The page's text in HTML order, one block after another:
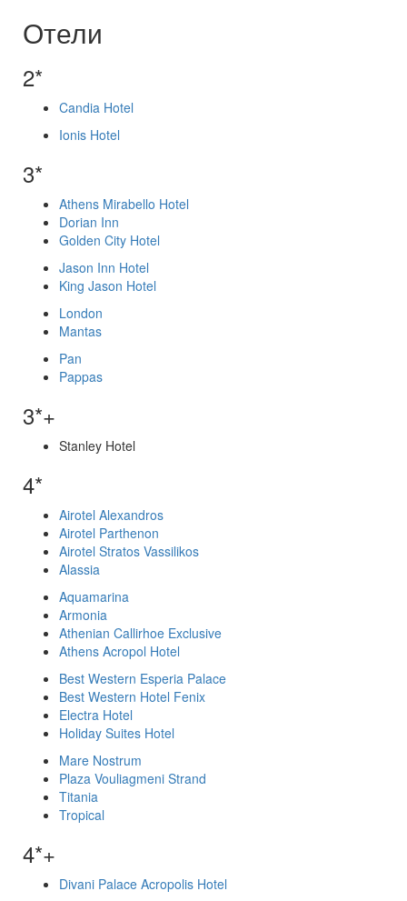
Отели
2*
Candia Hotel
Ionis Hotel
3*
Athens Mirabello Hotel
Dorian Inn
Golden City Hotel
Jason Inn Hotel
King Jason Hotel
London
Mantas
Pan
Pappas
3*+
Stanley Hotel
4*
Airotel Alexandros
Airotel Parthenon
Airotel Stratos Vassilikos
Alassia
Aquamarina
Armonia
Athenian Callirhoe Exclusive
Athens Acropol Hotel
Best Western Esperia Palace
Best Western Hotel Fenix
Electra Hotel
Holiday Suites Hotel
Mare Nostrum
Plaza Vouliagmeni Strand
Titania
Tropical
4*+
Divani Palace Acropolis Hotel